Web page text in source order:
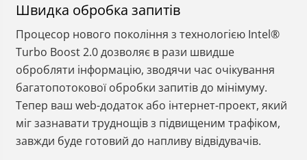
Швидка обробка запитів
Процесор нового покоління з технологією Intel®
Turbo Boost 2.0 дозволяє в рази швидше
обробляти інформацію, зводячи час очікування
багатопотокової обробки запитів до мінімуму.
Тепер ваш web-додаток або інтернет-проект, який
міг зазнавати труднощів з підвищеним трафіком,
завжди буде готовий до напливу відвідувачів.